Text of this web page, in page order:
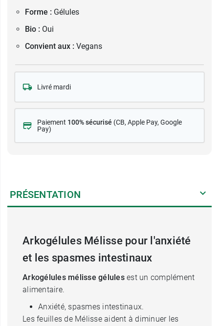
Forme : Gélules
Bio : Oui
Convient aux : Vegans
Livré mardi
Paiement 100% sécurisé (CB, Apple Pay, Google
Pay)
PRÉSENTATION
Arkogélules Mélisse pour l'anxiété
et les spasmes intestinaux
Arkogélules mélisse gélulesest un complément
alimentaire.
Anxiété, spasmes intestinaux.
Les feuilles de Mélisse aident à diminuer les